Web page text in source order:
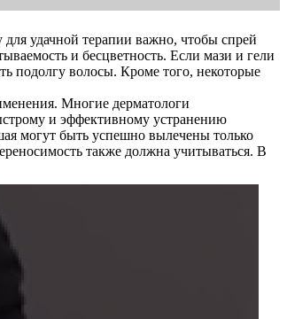
удачной терапии важно, чтобы спрей
и бесцветность. Если мази и гели
подолгу волосы. Кроме того, некоторые
Многие дерматологи
и эффективному устранению
могут быть успешно вылечены только
также должна учитываться. В